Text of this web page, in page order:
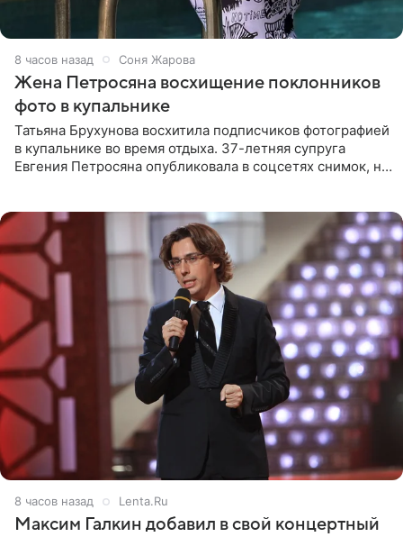
8 часов назад Соня Жарова
Жена Петросяна восхищение поклонников
фото в купальнике
Татьяна Брухунова восхитила подписчиков фотографией
в купальнике во время отдыха. 37-летняя супруга
Евгения Петросяна опубликовала в соцсетях снимок, на
8 часов назад Lenta.Ru
Максим Галкин добавил в свой концертный